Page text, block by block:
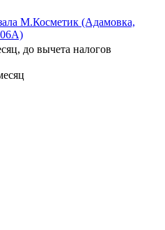
М.Косметик (Адамовка,
до вычета налогов